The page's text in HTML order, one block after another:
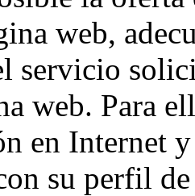
web,
servicio
web. Para
en Internet
su perfil